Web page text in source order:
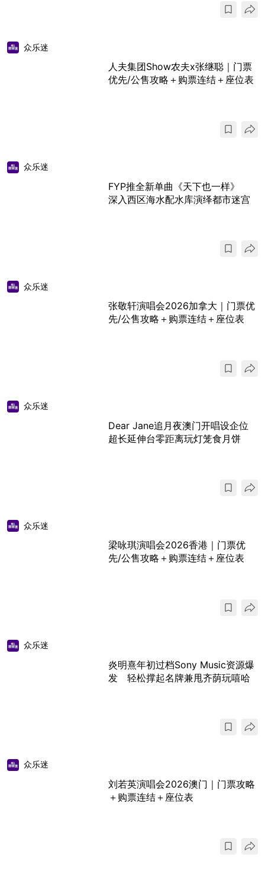
众乐迷
人夫集团Show农夫x张继聪｜门票
优先/公售攻略＋购票连结＋座位表
众乐迷
FYP推全新单曲《天下也一样》
深入西区海水配水库演绎都市迷宫
众乐迷
张敬轩演唱会2026加拿大｜门票优
先/公售攻略＋购票连结＋座位表
众乐迷
Dear Jane追月夜澳门开唱设企位
超长延伸台零距离玩灯笼食月饼
众乐迷
梁咏琪演唱会2026香港｜门票优
先/公售攻略＋购票连结＋座位表
众乐迷
炎明熹年初过档Sony Music资源爆
发 轻松撑起名牌兼甩齐荫玩嘻哈
众乐迷
刘若英演唱会2026澳门｜门票攻略
＋购票连结＋座位表